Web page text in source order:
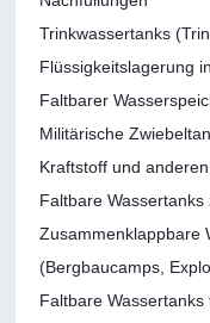
Trinkwassertanks
Flüssigkeitslagerung
Faltbarer
Militärische
Kraftstoff und
Faltbare
Zusammenklappbare
(Bergbaucamps,
Faltbare Wassertanks